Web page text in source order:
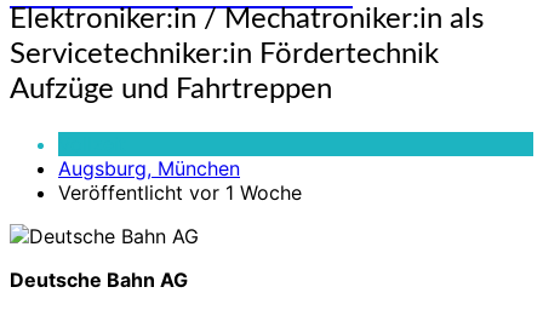
Elektroniker:in
/
Mechatroniker:in
als
Servicetechniker:in
Fördertechnik
Aufzüge
Fahrtreppen
Elektroniker:in / Mechatroniker:in als
Servicetechniker:in Fördertechnik
Aufzüge und Fahrtreppen
Augsburg, München
Veröffentlicht vor 1 Woche
Deutsche Bahn AG